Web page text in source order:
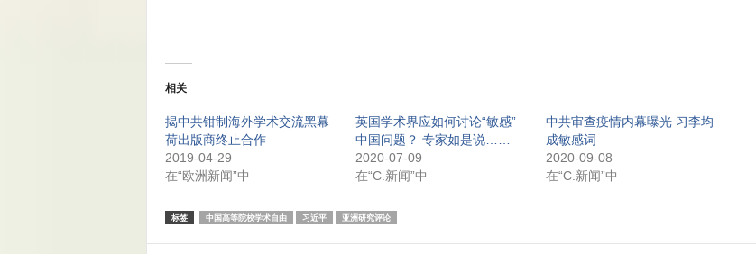
相关
揭中共钳制海外学术交流黑幕
荷出版商终止合作
2019-04-29
在“欧洲新闻”中
英国学术界应如何讨论“敏感”
中国问题？ 专家如是说……
2020-07-09
在“C.新闻”中
中共审查疫情内幕曝光 习李均
成敏感词
2020-09-08
在“C.新闻”中
标签 中国高等院校学术自由 习近平 亚洲研究评论